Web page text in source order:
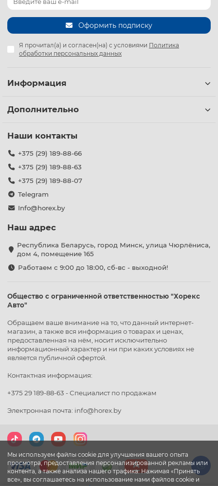
Мы используем файлы cookie для улучшения вашего опыта
просмотра, предоставления персонализированной рекламы или
контента, а также анализа нашего трафика. Нажимая «Принять
все», вы соглашаетесь на использование нами файлов cookie и
Оформить подписку
Я прочитал(а) и согласен(на) с условиями Политика
обработки персональных данных
Информация
Дополнительно
Наши контакты
+375 (29) 189-88-66
+375 (29) 189-88-63
+375 (29) 189-88-07
Telegram
Info@horex.by
Наш адрес
Республика Беларусь, город Минск, улица Чюрлёниса,
дом 4, помещение 165
Работаем с 9:00 до 18:00, сб-вс - выходной!
Общество с ограниченной ответственностью "Хорекс
Авто"
Обращаем ваше внимание на то, что данный интернет-
магазин, а также вся информация о товарах и ценах,
предоставленная на нём, носит исключительно
информационный характер и ни при каких условиях не
является публичной офертой.
Контактная информация:
+375 29 189-88-63 - Специалист по продажам
Электронная почта: info@horex.by